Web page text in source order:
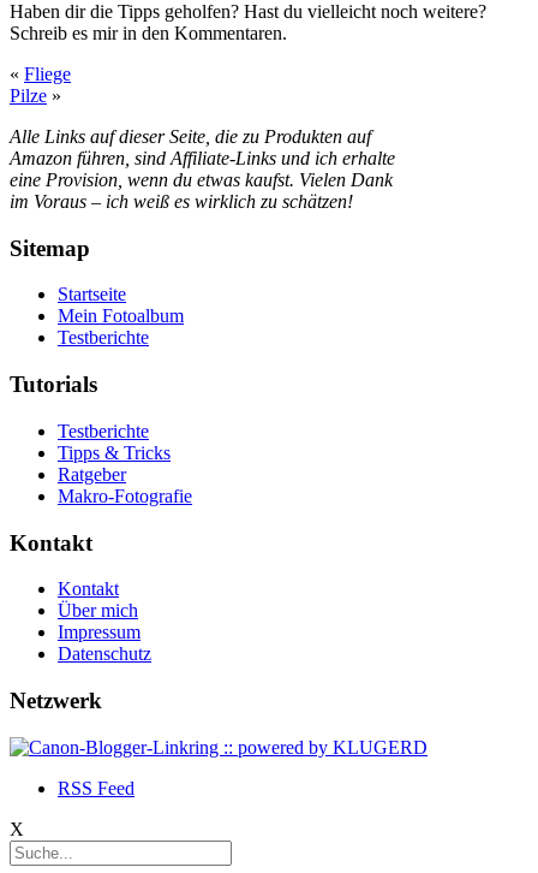
Haben dir die Tipps geholfen? Hast du vielleicht noch weitere?
Schreib es mir in den Kommentaren.
« Fliege
Pilze »
Alle Links auf dieser Seite, die zu Produkten auf
Amazon führen, sind Affiliate-Links und ich erhalte
eine Provision, wenn du etwas kaufst. Vielen Dank
im Voraus – ich weiß es wirklich zu schätzen!
Sitemap
Startseite
Mein Fotoalbum
Testberichte
Tutorials
Testberichte
Tipps & Tricks
Ratgeber
Makro-Fotografie
Kontakt
Kontakt
Über mich
Impressum
Datenschutz
Netzwerk
RSS Feed
X
Suchen